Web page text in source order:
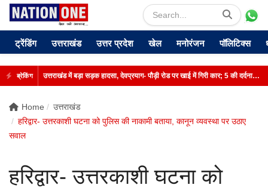
ब्रेकिंग उत्तराखंड में बड़ा सड़क हादसा, देवप्रयाग- पौड़ी रोड पर खाई में गिरी कार; 5 की दर्दनाक मौत
ट्रेंडिंग उत्तराखंड उत्तर प्रदेश खेल मनोरंजन पॉलिटिक्स
Home
उत्तराखंड
हरिद्वार- उत्तरकाशी घटना को पुलिस की नाकामी बताया, कानून व्यवस्था पर उठाए
सवाल
हरिद्वार- उत्तरकाशी घटना को